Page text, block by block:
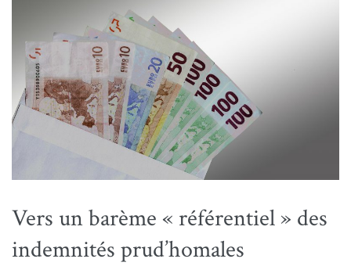
Vers un barème « référentiel » des
indemnités prud’homales